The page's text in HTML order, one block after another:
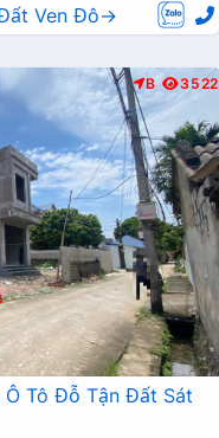
Ven Đô→
B 3522
Ô Tô Đỗ Tận Đất Sát